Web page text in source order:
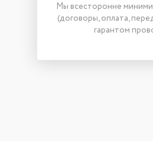
Мы всесторонне
(договоры, оплата,
гарантом